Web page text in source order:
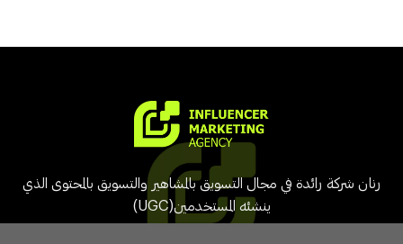
رنان شركة رائدة في مجال التسويق بالمشاهير والتسويق بالمحتوى الذي
ينشئه المستخدمين(UGC)